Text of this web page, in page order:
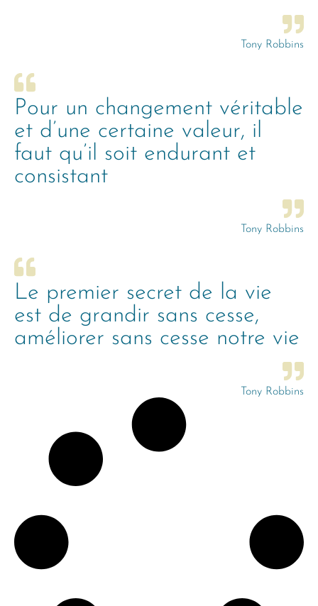
Tony Robbins
Pour un changement véritable
et d’une certaine valeur, il
faut qu’il soit endurant et
consistant
Tony Robbins
Le premier secret de la vie
est de grandir sans cesse,
améliorer sans cesse notre vie
Tony Robbins